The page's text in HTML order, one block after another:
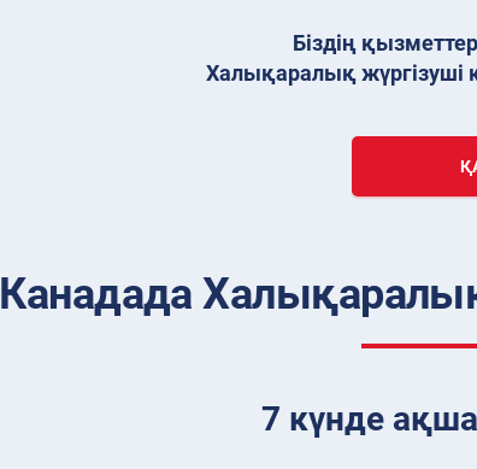
Біздің
Халықаралық жүргізуші
Канадада Халықаралық
7 күнде